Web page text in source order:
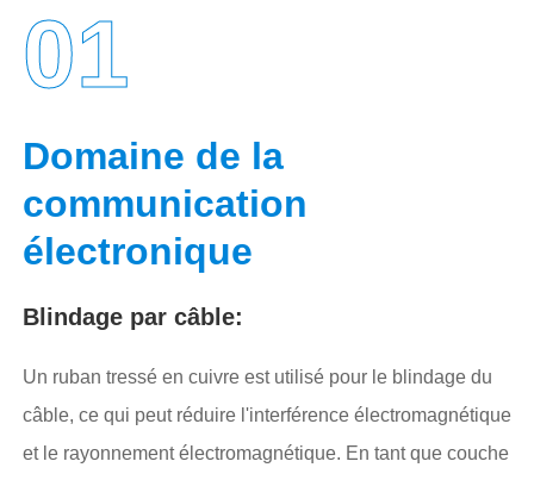
01
Domaine de la
communication
électronique
Blindage par câble:
Un ruban tressé en cuivre est utilisé pour le blindage du
câble, ce qui peut réduire l'interférence électromagnétique
et le rayonnement électromagnétique. En tant que couche